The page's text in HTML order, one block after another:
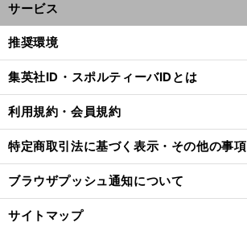
サービス
推奨環境
集英社ID・スポルティーバIDとは
利用規約・会員規約
特定商取引法に基づく表示・その他の事項
ブラウザプッシュ通知について
サイトマップ